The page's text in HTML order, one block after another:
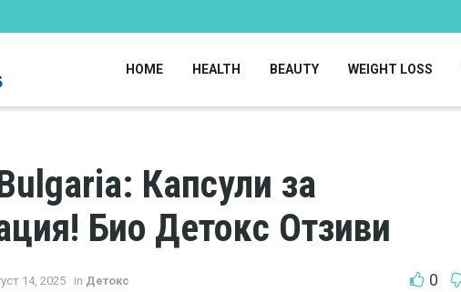
HOME HEALTH BEAUTY WEIGHT LOSS
Капсули за
Био Детокс Отзиви
14, 2025 in Детокс 0